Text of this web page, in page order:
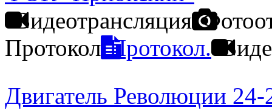
Видеотрансляция
Протокол Протокол.
Двигатель Революции 24-